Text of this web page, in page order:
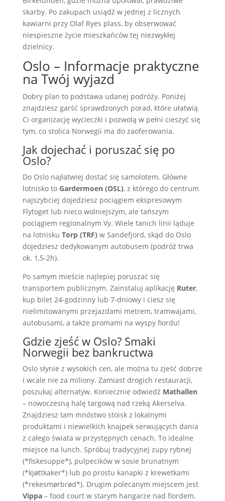
skarby. Po zakupach usiądź w jednej z licznych
kawiarni przy Olaf Ryes plass, by obserwować
niespieszne życie mieszkańców tej niezwykłej
dzielnicy.
Oslo – Informacje praktyczne
na Twój wyjazd
Dobry plan to podstawa udanej podróży. Poniżej
znajdziesz garść sprawdzonych porad, które ułatwią
Ci organizację wycieczki i pozwolą w pełni cieszyć się
tym, co stolica Norwegii ma do zaoferowania.
Jak dojechać i poruszać się po
Oslo?
Do Oslo najłatwiej dostać się samolotem. Główne
lotnisko to Gardermoen (OSL), z którego do centrum
najszybciej dojedziesz pociągiem ekspresowym
Flytoget lub nieco wolniejszym, ale tańszym
pociągiem regionalnym Vy. Wiele tanich linii ląduje
na lotnisku Torp (TRF) w Sandefjord, skąd do Oslo
dojedziesz dedykowanym autobusem (podróż trwa
ok. 1,5-2h).
Po samym mieście najlepiej poruszać się
transportem publicznym. Zainstaluj aplikację Ruter,
kup bilet 24-godzinny lub 7-dniowy i ciesz się
nielimitowanymi przejazdami metrem, tramwajami,
autobusami, a także promami na wyspy fiordu!
Gdzie zjeść w Oslo? Smaki
Norwegii bez bankructwa
Oslo słynie z wysokich cen, ale można tu zjeść dobrze
i wcale nie za miliony. Zamiast drogich restauracji,
poszukaj alternatyw. Koniecznie odwiedź Mathallen
– nowoczesną halę targową nad rzeką Akerselva.
Znajdziesz tam mnóstwo stoisk z lokalnymi
produktami i niewielkich knajpek serwujących dania
z całego świata w przystępnych cenach. To idealne
miejsce na lunch. Spróbuj tradycyjnej zupy rybnej
(*fiskesuppe*), pulpecików w sosie brunatnym
(*kjøttkaker*) lub po prostu kanapki z krewetkami
(*rekesmørbrød*). Drugim polecanym miejscem jest
Vippa– food court w starym hangarze nad fiordem,